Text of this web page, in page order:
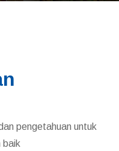
pengetahuan untuk
baik